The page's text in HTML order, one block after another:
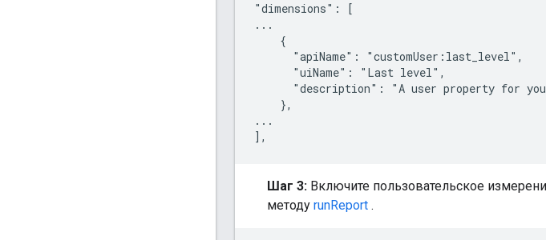
"dimensions": [
...
    {
      "apiName": "customUser:last_level",
      "uiName": "Last level",
"description": "A user property for
    },
...
Шаг 3: Включите пользовательское
методу runReport .